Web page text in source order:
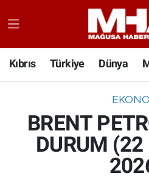
Kıbrıs Türkiye Dünya
BRENT
DURUM